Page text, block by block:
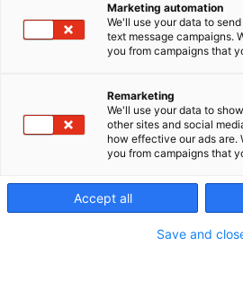
Energiateollisuus ry on
työmarkkinapoliittinen
myyvät sähköä, kaasua,
kaukojäähdytystä sekä
palveluja. Tavoitteenamme on,
saavuttaa energiamurroksen
Marketing automation
We'll use your data to
text message campaigns.
you from campaigns that
Remarketing
We'll use your data to
other sites and social
how effective our ads are.
you from campaigns that
Accept all
Save and